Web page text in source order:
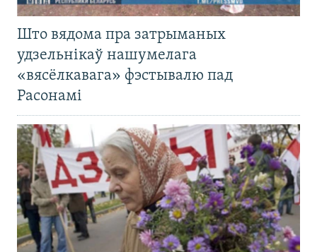
Што вядома пра затрыманых
удзельнікаў нашумелага
«вясёлкавага» фэстывалю пад
Расонамі